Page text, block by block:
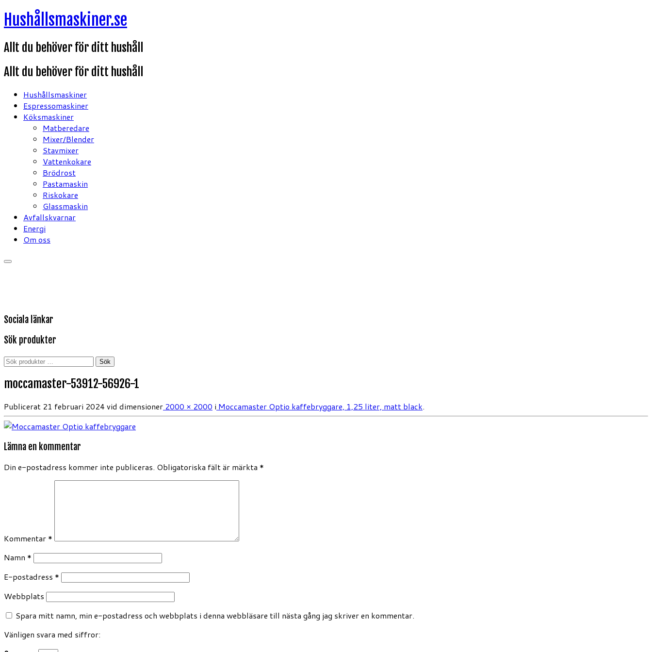
Hoppa
till
Hushållsmaskiner.se
Allt du behöver för ditt hushåll
Allt du behöver för ditt hushåll
Hushållsmaskiner
Espressomaskiner
Köksmaskiner
Matberedare
Mixer/Blender
Stavmixer
Vattenkokare
Brödrost
Pastamaskin
Riskokare
Glassmaskin
Avfallskvarnar
Energi
Om oss
Sociala länkar
Sök produkter
Sök
Sök
moccamaster-53912-56926-1
Publicerat 21 februari 2024 vid dimensioner 2000 × 2000 i Moccamaster Optio kaffebryggare, 1,25 liter, matt black.
Lämna en kommentar
Din e-postadress kommer inte publiceras. Obligatoriska fält är märkta *
Kommentar *
Namn *
E-postadress *
Webbplats
Spara mitt namn, min e-postadress och webbplats i denna webbläsare till nästa gång jag skriver en kommentar.
Vänligen svara med siffror: